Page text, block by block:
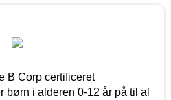
B Corp certificeret
i alderen 0-12 år på til al